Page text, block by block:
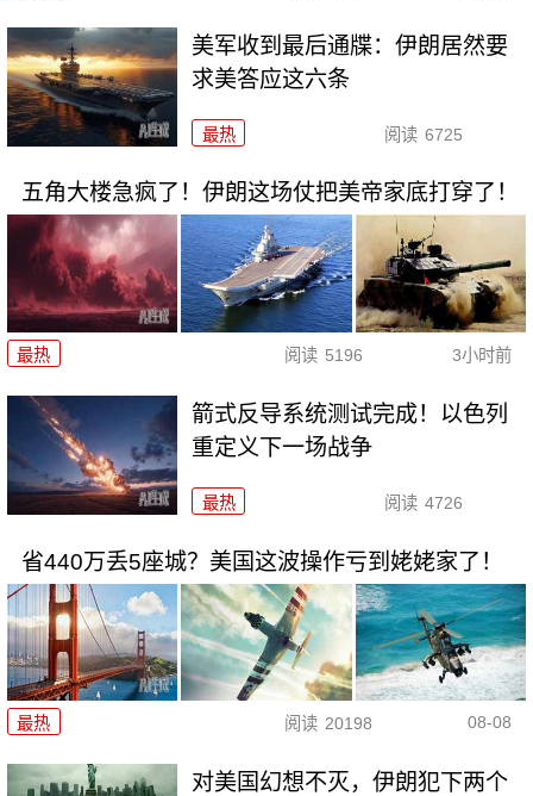
美军收到最后通牒：伊朗居然要
求美答应这六条
最热 阅读 6725
五角大楼急疯了！伊朗这场仗把美帝家底打穿了！
最热 阅读 5196 3小时前
箭式反导系统测试完成！以色列
重定义下一场战争
最热 阅读 4726
省440万丢5座城？美国这波操作亏到姥姥家了！
最热 阅读 20198 08-08
对美国幻想不灭，伊朗犯下两个